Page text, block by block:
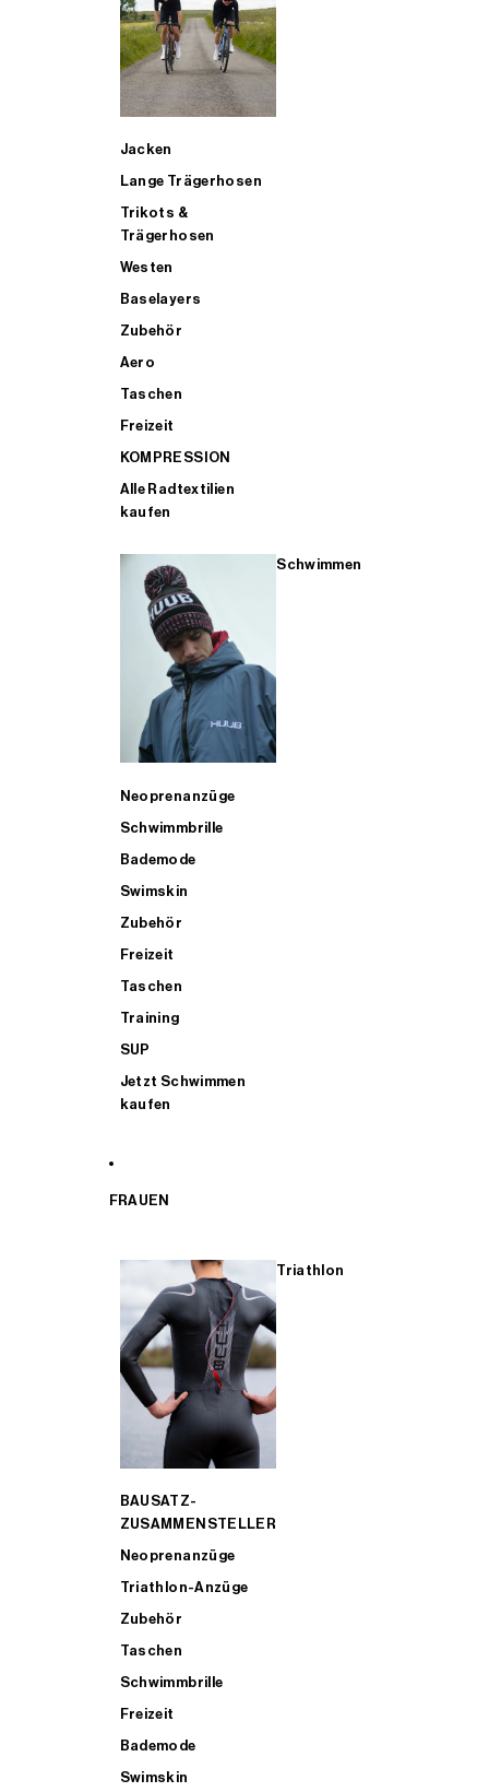
Jacken
Lange Trägerhosen
Trikots &
Trägerhosen
Westen
Baselayers
Zubehör
Aero
Taschen
Freizeit
KOMPRESSION
Alle Radtextilien
kaufen
Schwimmen
Neoprenanzüge
Schwimmbrille
Bademode
Swimskin
Zubehör
Freizeit
Taschen
Training
SUP
Jetzt Schwimmen
kaufen
FRAUEN
Triathlon
BAUSATZ-
ZUSAMMENSTELLER
Neoprenanzüge
Triathlon-Anzüge
Zubehör
Taschen
Schwimmbrille
Freizeit
Bademode
Swimskin
ALLE TRIATHLONARTIKEL FÜR MÄNNER KAUFEN